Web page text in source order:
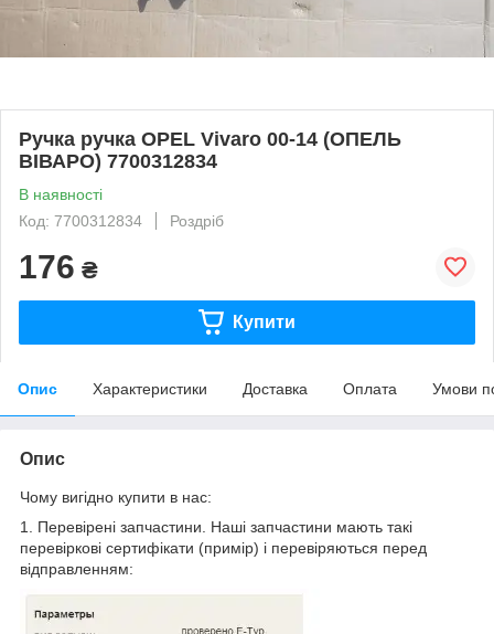
Ручка ручка OPEL Vivaro 00-14 (ОПЕЛЬ
ВІВАРО) 7700312834
В наявності
Код: 7700312834
Роздріб
176 ₴
Купити
Опис Характеристики Доставка Оплата Умови
Опис
Чому вигідно купити в нас:
1. Перевірені запчастини. Наші запчастини мають такі
перевіркові сертифікати (примір) і перевіряються перед
відправленням: